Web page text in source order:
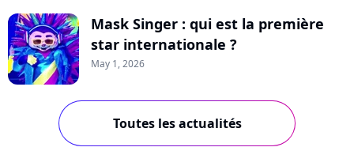
Mask Singer : qui est la première
star internationale ?
May 1, 2026
Toutes les actualités